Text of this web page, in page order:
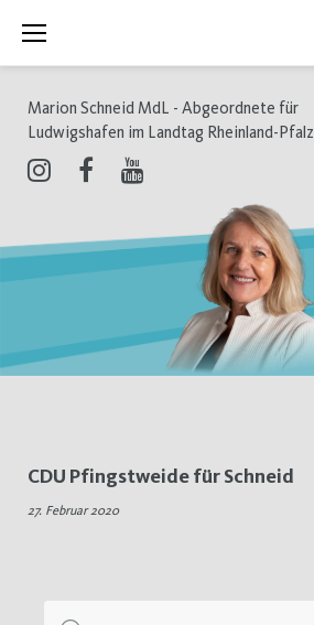
Inhalt
Marion Schneid MdL - Abgeordnete für
Ludwigshafen im Landtag Rheinland-Pfalz
Schlagwort:
CDU
CDU Pfingstweide für Schneid
27. Februar 2020